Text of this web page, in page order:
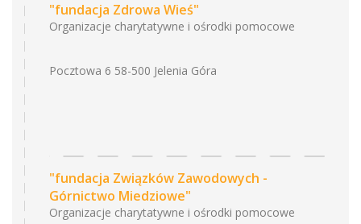
"fundacja Zdrowa Wieś"
Organizacje charytatywne i ośrodki pomocowe
Pocztowa 6 58-500 Jelenia Góra
"fundacja Związków Zawodowych -
Górnictwo Miedziowe"
Organizacje charytatywne i ośrodki pomocowe